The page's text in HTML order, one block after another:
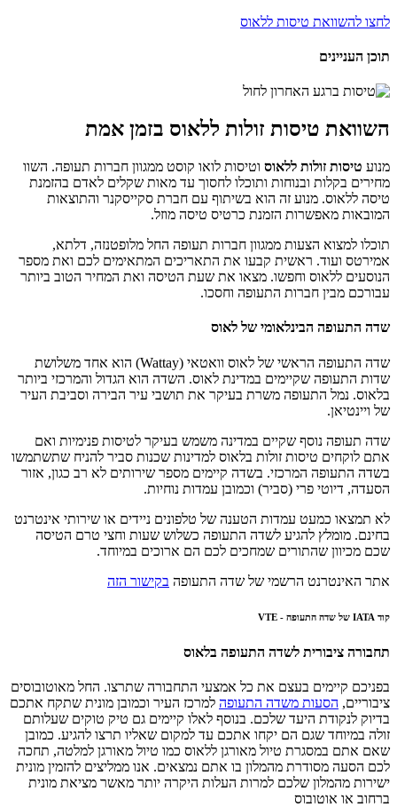
לחצו להשוואת טיסות ללאוס
תוכן העניינים
השוואת טיסות זולות ללאוס בזמן אמת
מנוע טיסות זולות ללאוס וטיסות לואו קוסט ממגוון חברות תעופה. השוו
מחירים בקלות ובנוחות ותוכלו לחסוך עד מאות שקלים לאדם בהזמנת
טיסה ללאוס. מנוע זה הוא בשיתוף עם חברת סקייסקנר והתוצאות
המובאות מאפשרות הזמנת כרטיס טיסה מוזל.
תוכלו למצוא הצעות ממגוון חברות תעופה החל מלופטנזה, דלתא,
אמירטס ועוד. ראשית קבעו את התאריכים המתאימים לכם ואת מספר
הנוסעים ללאוס וחפשו. מצאו את שעת הטיסה ואת המחיר הטוב ביותר
עבורכם מבין חברות התעופה וחסכו.
שדה התעופה הבינלאומי של לאוס
שדה התעופה הראשי של לאוס וואטאי (Wattay) הוא אחד משלושת
שדות התעופה שקיימים במדינת לאוס. השדה הוא הגדול והמרכזי ביותר
בלאוס. נמל התעופה משרת בעיקר את תושבי עיר הבירה וסביבת העיר
של ויינטיאן.
שדה תעופה נוסף שקיים במדינה משמש בעיקר לטיסות פנימיות ואם
אתם לוקחים טיסות זולות בלאוס למדינות שכנות סביר להניח שתשתמשו
בשדה התעופה המרכזי. בשדה קיימים מספר שירותים לא רב כגון, אזור
הסעדה, דיוטי פרי (סביר) וכמובן עמדות נוחיות.
לא תמצאו כמעט עמדות הטענה של טלפונים ניידים או שירותי אינטרנט
בחינם. מומלץ להגיע לשדה התעופה כשלוש שעות וחצי טרם הטיסה
שכם מכיוון שהתורים שמחכים לכם הם ארוכים במיוחד.
אתר האינטרנט הרשמי של שדה התעופה בקישור הזה
קוד IATA של שדה התעופה - VTE
תחבורה ציבורית לשדה התעופה בלאוס
בפניכם קיימים בעצם את כל אמצעי התחבורה שתרצו. החל מאוטובוסים
ציבוריים, הסעות משדה התעופה למרכז העיר וכמובן מונית שתקח אתכם
בדיוק לנקודת היעד שלכם. בנוסף לאלו קיימים גם טיק טוקים שעלותם
זולה במיוחד שגם הם יקחו אתכם עד למקום שאליו תרצו להגיע. כמובן
שאם אתם במסגרת טיול מאורגן ללאוס כמו טיול מאורגן למלטה, תחכה
לכם הסעה מסודרת מהמלון בו אתם נמצאים. אנו ממליצים להזמין מונית
ישירות מהמלון שלכם למרות העלות היקרה יותר מאשר מציאת מונית
ברחוב או אוטובוס